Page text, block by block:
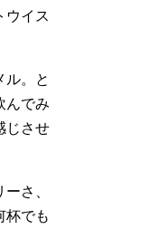
ウイス
ル。と
んでみ
じさせ
さ、
杯でも